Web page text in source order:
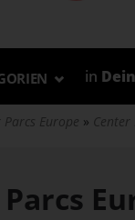
in
Parcs Europe Center